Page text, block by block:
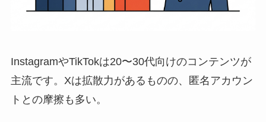
InstagramやTikTokは20〜30代向けのコンテンツが
主流です。Xは拡散力があるものの、匿名アカウン
トとの摩擦も多い。